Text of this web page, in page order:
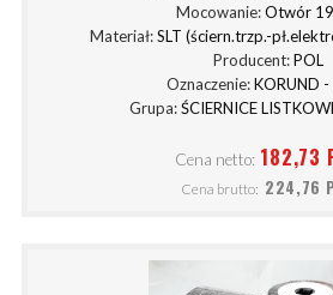
Mocowanie:Otwór
Materiał:SLT (ściern.trzp.-
Producent:POL
Oznaczenie:KORUND -
Grupa:ŚCIERNICE
Cena netto: 182,73
Cena brutto: 224,76